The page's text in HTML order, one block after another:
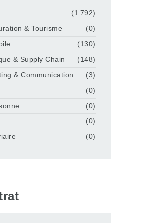
(1 792)
& Tourisme
(0)
(130)
& Supply Chain
(148)
& Communication
(3)
(0)
(0)
(0)
(0)